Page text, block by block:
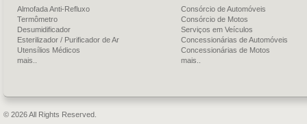
Almofada Anti-Refluxo
Termômetro
Desumidificador
Esterilizador / Purificador de Ar
Utensílios Médicos
mais..
Consórcio de Automóveis
Consórcio de Motos
Serviços em Veículos
Concessionárias de Automóveis
Concessionárias de Motos
mais..
© 2026 All Rights Reserved.